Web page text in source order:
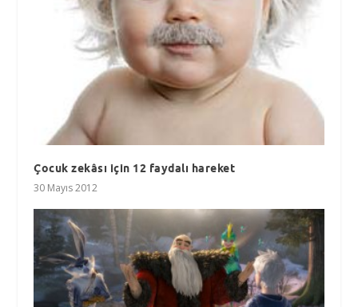
Çocuk zekâsı için 12 faydalı hareket
30 Mayıs 2012